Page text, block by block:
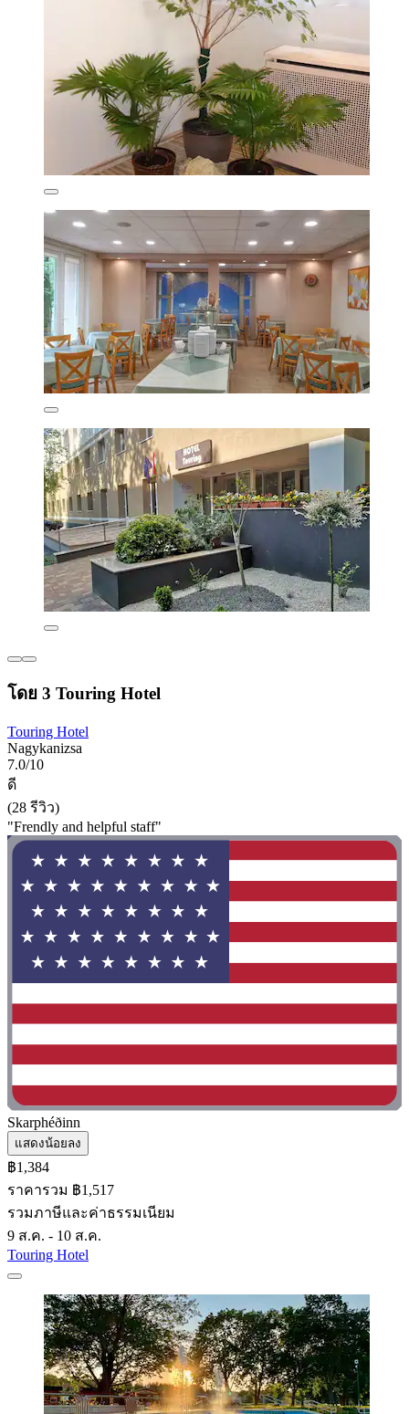
โดย 3 Touring Hotel
Touring Hotel
Nagykanizsa
7.0/10
ดี
(28 รีวิว)
"Frendly and helpful staff"
Skarphéðinn
แสดงน้อยลง
฿1,384
ราคารวม ฿1,517
รวมภาษีและค่าธรรมเนียม
9 ส.ค. - 10 ส.ค.
Touring Hotel